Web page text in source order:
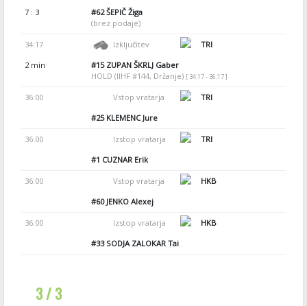
7 : 3 #62ŠEPIČ Žiga
(brez podaje)
34:17 Izključitev
TRI
2 min
#15ZUPAN ŠKRLJ Gaber
HOLD (IIHF #144, Držanje) [ 34:17 - 36:17 ]
36:00 Vstop vratarja
TRI
#25KLEMENC Jure
36:00 Izstop vratarja
TRI
#1 CUZNAR Erik
36:00 Vstop vratarja
HKB
#60JENKO Alexej
36:00 Izstop vratarja
HKB
#33SODJA ZALOKAR Tai
3 / 3